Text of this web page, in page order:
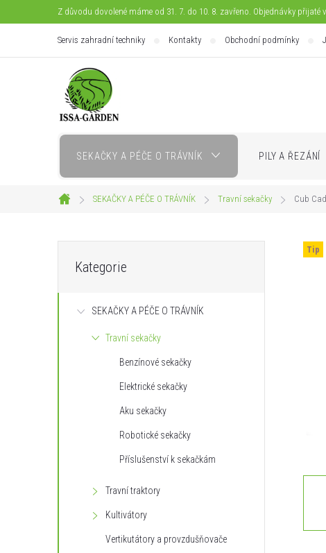
na
Z důvodu dovolené máme od 31. 7. do 10. 8. zavřeno. Objednávky
Servis zahradní techniky Kontakty Obchodní podmínky
SEKAČKY A PÉČE O TRÁVNÍK PILY A ŘEZÁNÍ
Domů
SEKAČKY A PÉČE O TRÁVNÍK Travní sekačky Cub
o
kategorie
Kategorie
SEKAČKY A PÉČE O TRÁVNÍK
Travní sekačky
Benzínové sekačky
Elektrické sekačky
Aku sekačky
Robotické sekačky
Příslušenství k sekačkám
Travní traktory
Kultivátory
Vertikutátory a provzdušňovače
Tip